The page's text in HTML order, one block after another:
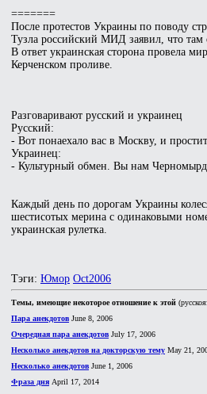
=======
После протестов Украины по поводу
Тузла российский МИД заявил, что там
В ответ украинская сторона провела
Керченском проливе.
Разговаривают русский и украинец
Русский:
- Вот понаехало вас в Москву, и
Украинец:
- Культурный обмен. Вы нам
Каждый день по дорогам Украины
шестисотых мерина с одинаковыми
украинская рулетка.
Тэги: Юмор Oct2006
Темы, имеющие некоторое отношение к этой
Пара анекдотов June 8, 2006
Очередная пара анекдотов July 17, 2006
Несколько анекдотов на докторскую тему May 21,
Несколько анекдотов June 1, 2006
Фраза дня April 17, 2014